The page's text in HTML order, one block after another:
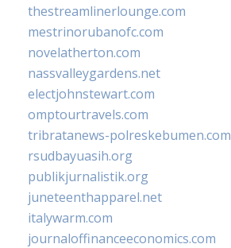
thestreamlinerlounge.com
mestrinorubanofc.com
novelatherton.com
nassvalleygardens.net
electjohnstewart.com
omptourtravels.com
tribratanews-polreskebumen.com
rsudbayuasih.org
publikjurnalistik.org
juneteenthapparel.net
italywarm.com
journaloffinanceeconomics.com